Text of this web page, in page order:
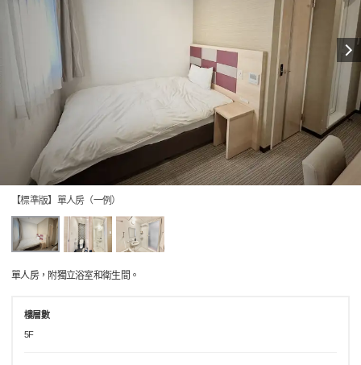
【標準版】單人房（一例）
單人房，附獨立浴室和衛生間。
樓層數
5F